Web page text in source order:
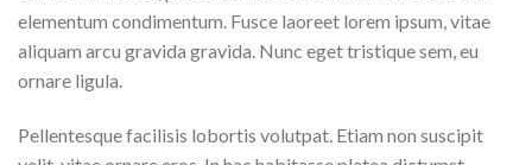
elementum condimentum. Fusce laoreet lorem ipsum, vitae
aliquam arcu gravida gravida. Nunc eget tristique sem, eu
ornare ligula.
Pellentesque facilisis lobortis volutpat. Etiam non suscipit